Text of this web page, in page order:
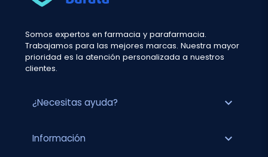
Somos expertos en farmacia y parafarmacia.
Trabajamos para las mejores marcas. Nuestra mayor
prioridad es la atención personalizada a nuestros
clientes.
¿Necesitas ayuda? expand_more
Información expand_more